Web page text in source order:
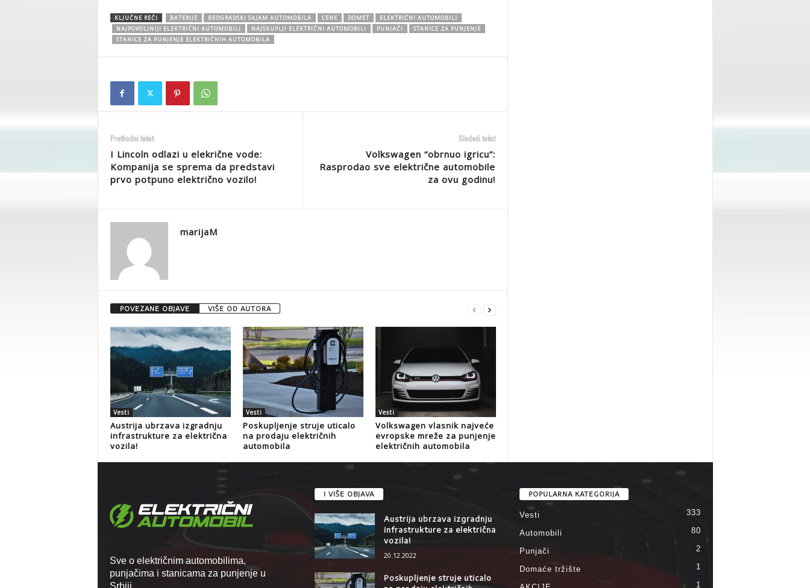
KLJUČNE REČI BATERIJE BEOGRADSKI SAJAM AUTOMOBILA CENE DOMET
ELEKTRIČNI AUTOMOBILI
NAJPOVOLJNIJI ELEKTRIČNI AUTOMOBILI
NAJSKUPLJI ELEKTRIČNI AUTOMOBILI PUNJAČI
STANICE ZA PUNJENJE
STANICE ZA PUNJENJE ELEKTRIČNIH AUTOMOBILA
Prethodni tekst
I Lincoln odlazi u elekrične vode:
Kompanija se sprema da predstavi
prvo potpuno električno vozilo!
Sledeći tekst
Volkswagen “obrnuo igricu”:
Rasprodao sve električne automobile
za ovu godinu!
marijaM
POVEZANE OBJAVE VIŠE OD AUTORA
Vesti
Austrija ubrzava izgradnju
infrastrukture za električna
vozila!
Vesti
Poskupljenje struje uticalo
na prodaju električnih
automobila
Vesti
Volkswagen vlasnik najveće
evropske mreže za punjenje
električnih automobila
Sve o električnim automobilima,
punjačima i stanicama za punjenje u
Srbiji.
I VIŠE OBJAVA
Austrija ubrzava izgradnju
infrastrukture za električna
vozila!
20.12.2022
Poskupljenje struje uticalo
POPULARNA KATEGORIJA
Vesti 333
Automobili 80
Punjači 2
Domaće tržište 1
1